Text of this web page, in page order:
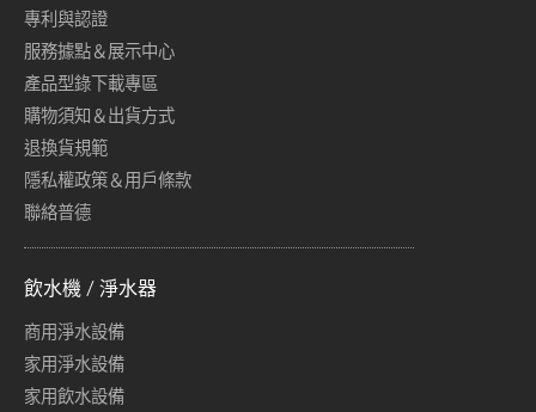
專利與認證
服務據點＆展示中心
產品型錄下載專區
購物須知＆出貨方式
退換貨規範
隱私權政策＆用戶條款
聯絡普德
飲水機 / 淨水器
商用淨水設備
家用淨水設備
家用飲水設備